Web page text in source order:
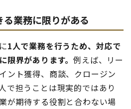
る業務に限りがある
1人で業務を行うため、対応で
限界があります。例えば、リー
ント獲得、商談、クロージン
で担うことは現実的ではあり
が期待する役割と合わない場